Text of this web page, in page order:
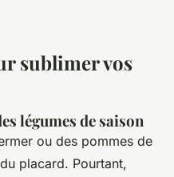
sublimer vos
légumes de saison
ou des pommes de
placard. Pourtant,